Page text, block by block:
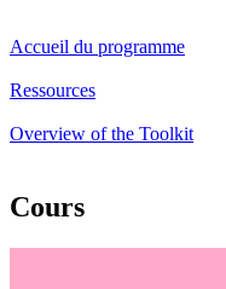
Accueil du programme
Ressources
Overview of the Toolkit
Cours